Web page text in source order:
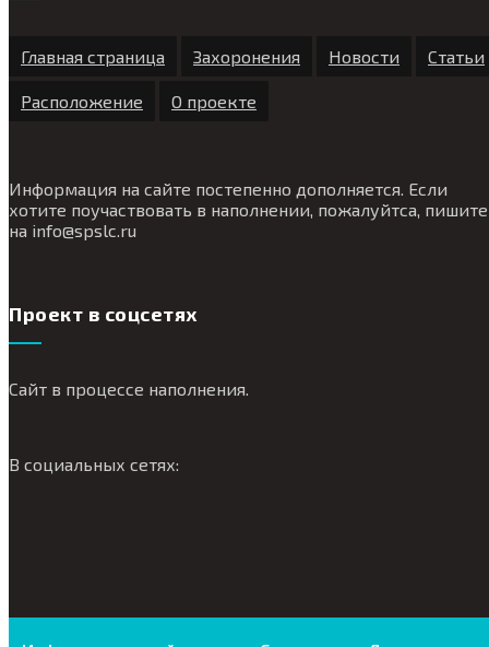
Главная страница Захоронения Новости Статьи
Расположение О проекте
Информация на сайте постепенно дополняется. Если
хотите поучаствовать в наполнении, пожалуйтса, пишите
на info@spslc.ru
Проект в соцсетях
Сайт в процессе наполнения.
В социальных сетях: